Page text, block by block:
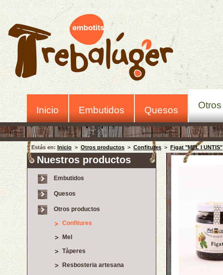
Inicio Embutidos Quesos
Estás en: Inicio > Otros productos > Confitures > Figat "MEL I UNTIS"
Nuestros productos
Embutidos
Quesos
Otros productos
Confitures
Mel
Tàperes
Resbosteria artesana